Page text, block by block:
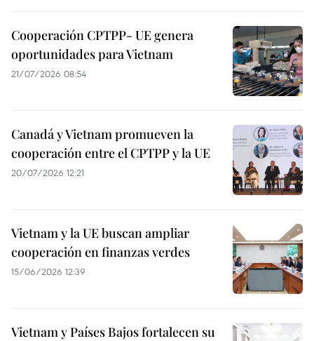
Cooperación CPTPP- UE genera
oportunidades para Vietnam
21/07/2026 08:54
Canadá y Vietnam promueven la
cooperación entre el CPTPP y la UE
20/07/2026 12:21
Vietnam y la UE buscan ampliar
cooperación en finanzas verdes
15/06/2026 12:39
Vietnam y Países Bajos fortalecen su